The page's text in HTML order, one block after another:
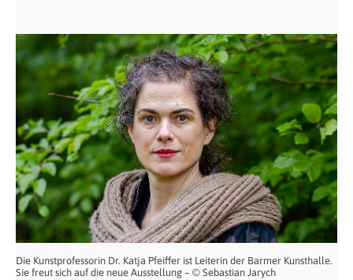
Die Kunstprofessorin Dr. Katja Pfeiffer ist Leiterin der Barmer Kunsthalle.
Sie freut sich auf die neue Ausstellung – © Sebastian Jarych